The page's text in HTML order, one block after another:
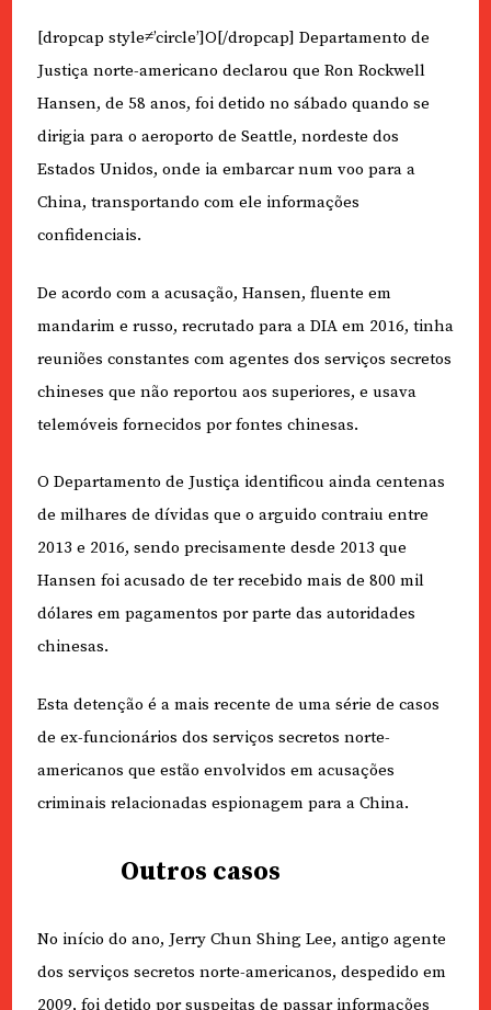
[dropcap style≠’circle’]O[/dropcap] Departamento de
Justiça norte-americano declarou que Ron Rockwell
Hansen, de 58 anos, foi detido no sábado quando se
dirigia para o aeroporto de Seattle, nordeste dos
Estados Unidos, onde ia embarcar num voo para a
China, transportando com ele informações
confidenciais.
De acordo com a acusação, Hansen, fluente em
mandarim e russo, recrutado para a DIA em 2016, tinha
reuniões constantes com agentes dos serviços secretos
chineses que não reportou aos superiores, e usava
telemóveis fornecidos por fontes chinesas.
O Departamento de Justiça identificou ainda centenas
de milhares de dívidas que o arguido contraiu entre
2013 e 2016, sendo precisamente desde 2013 que
Hansen foi acusado de ter recebido mais de 800 mil
dólares em pagamentos por parte das autoridades
chinesas.
Esta detenção é a mais recente de uma série de casos
de ex-funcionários dos serviços secretos norte-
americanos que estão envolvidos em acusações
criminais relacionadas espionagem para a China.
Outros casos
No início do ano, Jerry Chun Shing Lee, antigo agente
dos serviços secretos norte-americanos, despedido em
2009, foi detido por suspeitas de passar informações